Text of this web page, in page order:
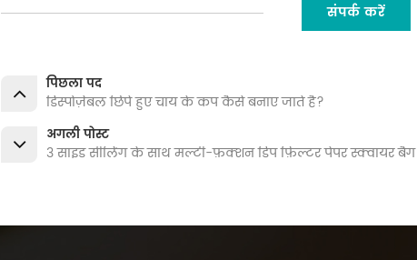
संपर्क करें
पिछला पद
डिस्पोज़ेबल छिपे हुए चाय के कप कैसे बनाए जाते हैं?
अगली पोस्ट
3 साइड सीलिंग के साथ मल्टी-फ़ंक्शन डिप फ़िल्टर पेपर स्क्वायर